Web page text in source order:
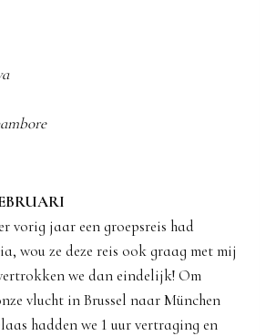
vorig jaar een groepsreis had
wou ze deze reis ook graag met mij
we dan eindelijk! Om
vlucht in Brussel naar München
hadden we 1 uur vertraging en